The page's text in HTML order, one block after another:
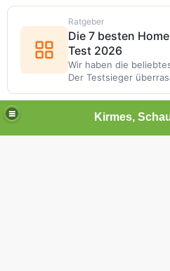
Ratgeber
Die 7 besten
Test 2026
Wir haben die
Der Testsieger